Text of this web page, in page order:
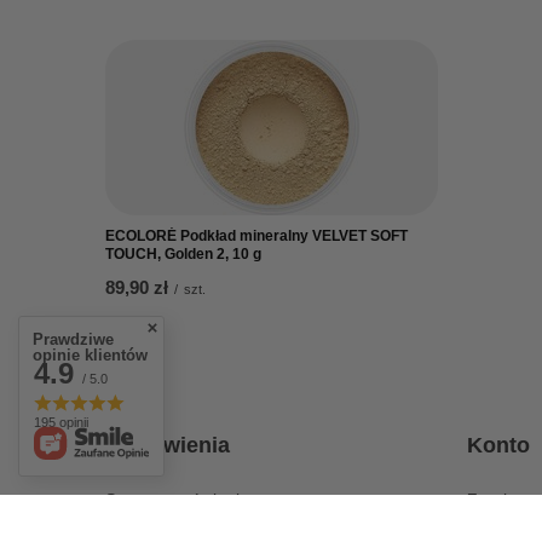
ECOLORÉ Podkład mineralny VELVET SOFT
TOUCH, Golden 2, 10 g
89,90 zł / szt.
Zamówienia
Status zamówienia
Konto
Prawdziwe
opinie klientów
4.9 / 5.0
195 opinii